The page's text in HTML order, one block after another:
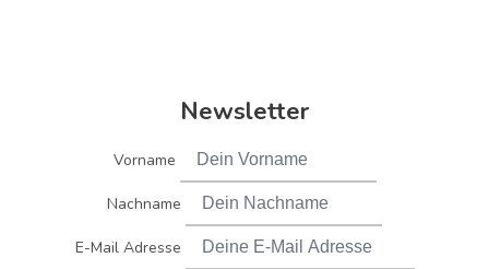
Newsletter
Vorname
Nachname
E-Mail Adresse